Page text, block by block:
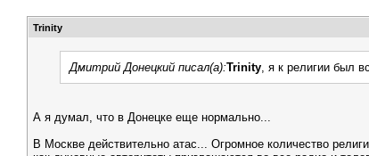
Trinity
Дмитрий Донецкий писал(а):Trinity, я к религии был
А я думал, что в Донецке еще нормально...
В Москве действительно атас... Огромное количество